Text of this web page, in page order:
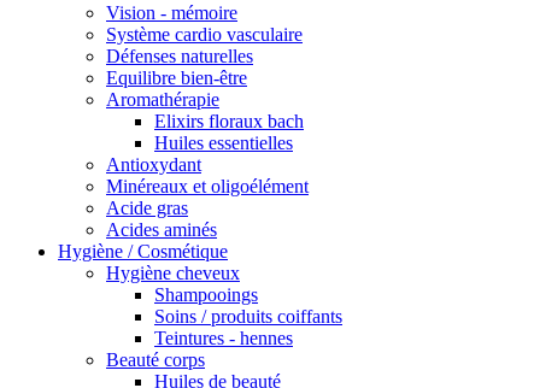
Vision - mémoire
Système cardio vasculaire
Défenses naturelles
Equilibre bien-être
Aromathérapie
Elixirs floraux bach
Huiles essentielles
Antioxydant
Minéreaux et oligoélément
Acide gras
Acides aminés
Hygiène / Cosmétique
Hygiène cheveux
Shampooings
Soins / produits coiffants
Teintures - hennes
Beauté corps
Huiles de beauté